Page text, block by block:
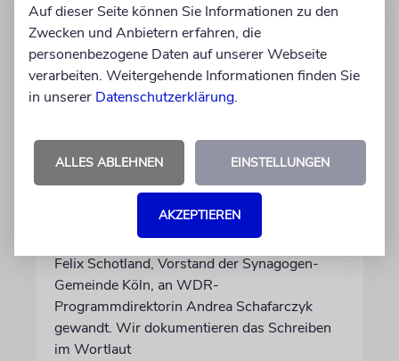
Wie Georg Restle die
Glaubwürdigkeit des ÖRR
untergräbt
Nach dem X-Post des Journalisten hat sich
Felix Schotland, Vorstand der Synagogen-
Gemeinde Köln, an WDR-
Programmdirektorin Andrea Schafarczyk
gewandt. Wir dokumentieren das Schreiben
im Wortlaut
Auf dieser Seite können Sie Informationen zu den
Zwecken und Anbietern erfahren, die
personenbezogene Daten auf unserer Webseite
verarbeiten. Weitergehende Informationen finden Sie
in unserer Datenschutzerklärung.
ALLES ABLEHNEN EINSTELLUNGEN
AKZEPTIEREN